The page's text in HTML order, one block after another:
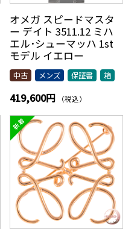
オメガ スピードマスタ
ー デイト 3511.12 ミハ
エル･シューマッハ 1st
モデル イエロー
中古 メンズ 保証書 箱
419,600円 （税込）